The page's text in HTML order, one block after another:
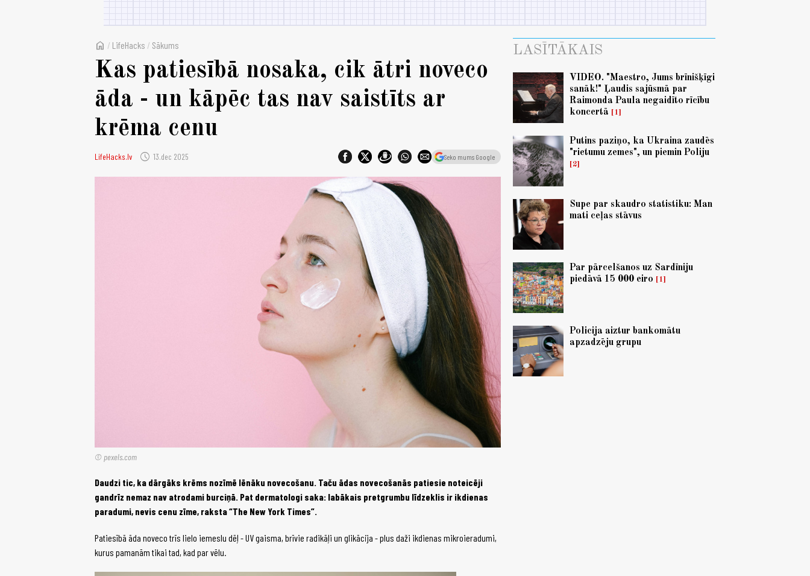
home / LifeHacks / Sākums
Kas patiesībā nosaka, cik ātri noveco
āda - un kāpēc tas nav saistīts ar
krēma cenu
LifeHacks.lv schedule 13.dec 2025 Seko mums Google
© pexels.com
Daudzi tic, ka dārgāks krēms nozīmē lēnāku novecošanu. Taču ādas novecošanās patiesie noteicēji
gandrīz nemaz nav atrodami burciņā. Pat dermatologi saka: labākais pretgrumbu līdzeklis ir ikdienas
paradumi, nevis cenu zīme, raksta “The New York Times”.
Patiesībā āda noveco trīs lielo iemeslu dēļ - UV gaisma, brīvie radikāļi un glikācija - plus daži ikdienas mikroieradumi,
kurus pamanām tikai tad, kad par vēlu.
LASĪTĀKAIS
VIDEO. "Maestro, Jums brīnišķīgi
sanāk!" Ļaudis sajūsmā par
Raimonda Paula negaidīto rīcību
koncertā
1
Putins paziņo, ka Ukraina zaudēs
"rietumu zemes", un piemin Poliju
2
Supe par skaudro statistiku: Man
mati ceļas stāvus
Par pārcelšanos uz Sardīniju
piedāvā 15 000 eiro
1
Policija aiztur bankomātu
apzadzēju grupu